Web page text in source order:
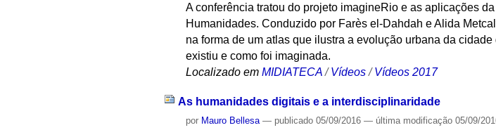
A conferência tratou do projeto imagineRio e as aplicações
Humanidades. Conduzido por Farès el-Dahdah e Alida
na forma de um atlas que ilustra a evolução urbana da
existiu e como foi imaginada.
Localizado em MIDIATECA /Vídeos /Vídeos 2017
As humanidades digitais e a interdisciplinaridade
por Mauro Bellesa — publicado 05/09/2016— última modificação 05/09/